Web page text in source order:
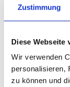
Zustimmung
Diese Webseite
Wir verwenden
personalisieren,
zu können und
Constanze
(ZUG) gGmbH,
übernommen